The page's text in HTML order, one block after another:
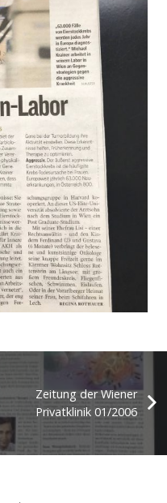
Zeitung der Wiener
Privatklinik 01/2006